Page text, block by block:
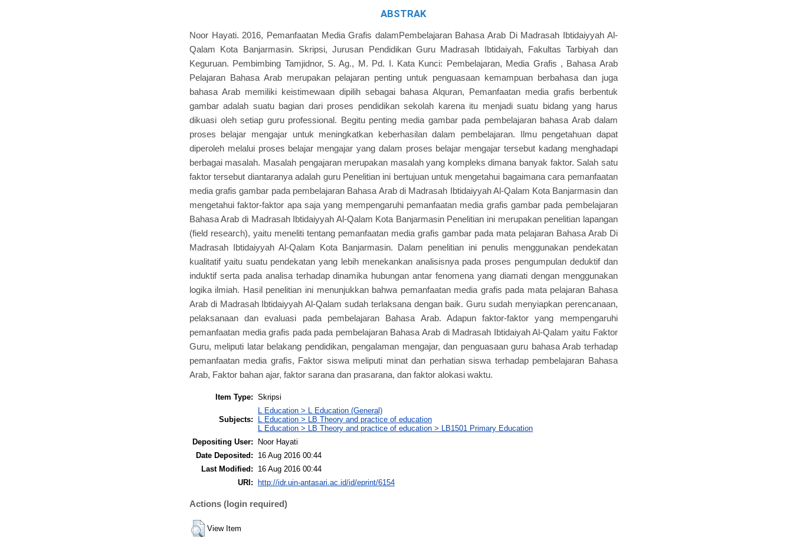
ABSTRAK
Noor Hayati. 2016, Pemanfaatan Media Grafis dalamPembelajaran Bahasa Arab Di Madrasah Ibtidaiyyah Al-
Qalam Kota Banjarmasin. Skripsi, Jurusan Pendidikan Guru Madrasah Ibtidaiyah, Fakultas Tarbiyah dan
Keguruan. Pembimbing Tamjidnor, S. Ag., M. Pd. I. Kata Kunci: Pembelajaran, Media Grafis , Bahasa Arab
Pelajaran Bahasa Arab merupakan pelajaran penting untuk penguasaan kemampuan berbahasa dan juga
bahasa Arab memiliki keistimewaan dipilih sebagai bahasa Alquran, Pemanfaatan media grafis berbentuk
gambar adalah suatu bagian dari proses pendidikan sekolah karena itu menjadi suatu bidang yang harus
dikuasi oleh setiap guru professional. Begitu penting media gambar pada pembelajaran bahasa Arab dalam
proses belajar mengajar untuk meningkatkan keberhasilan dalam pembelajaran. Ilmu pengetahuan dapat
diperoleh melalui proses belajar mengajar yang dalam proses belajar mengajar tersebut kadang menghadapi
berbagai masalah. Masalah pengajaran merupakan masalah yang kompleks dimana banyak faktor. Salah satu
faktor tersebut diantaranya adalah guru Penelitian ini bertujuan untuk mengetahui bagaimana cara pemanfaatan
media grafis gambar pada pembelajaran Bahasa Arab di Madrasah Ibtidaiyyah Al-Qalam Kota Banjarmasin dan
mengetahui faktor-faktor apa saja yang mempengaruhi pemanfaatan media grafis gambar pada pembelajaran
Bahasa Arab di Madrasah Ibtidaiyyah Al-Qalam Kota Banjarmasin Penelitian ini merupakan penelitian lapangan
(field research), yaitu meneliti tentang pemanfaatan media grafis gambar pada mata pelajaran Bahasa Arab Di
Madrasah Ibtidaiyyah Al-Qalam Kota Banjarmasin. Dalam penelitian ini penulis menggunakan pendekatan
kualitatif yaitu suatu pendekatan yang lebih menekankan analisisnya pada proses pengumpulan deduktif dan
induktif serta pada analisa terhadap dinamika hubungan antar fenomena yang diamati dengan menggunakan
logika ilmiah. Hasil penelitian ini menunjukkan bahwa pemanfaatan media grafis pada mata pelajaran Bahasa
Arab di Madrasah Ibtidaiyyah Al-Qalam sudah terlaksana dengan baik. Guru sudah menyiapkan perencanaan,
pelaksanaan dan evaluasi pada pembelajaran Bahasa Arab. Adapun faktor-faktor yang mempengaruhi
pemanfaatan media grafis pada pada pembelajaran Bahasa Arab di Madrasah Ibtidaiyah Al-Qalam yaitu Faktor
Guru, meliputi latar belakang pendidikan, pengalaman mengajar, dan penguasaan guru bahasa Arab terhadap
pemanfaatan media grafis, Faktor siswa meliputi minat dan perhatian siswa terhadap pembelajaran Bahasa
Arab, Faktor bahan ajar, faktor sarana dan prasarana, dan faktor alokasi waktu.
Item Type: Skripsi
Subjects:
L Education > L Education (General)
L Education > LB Theory and practice of education
L Education > LB Theory and practice of education > LB1501 Primary Education
Depositing User:
Noor Hayati
Date Deposited:
16 Aug 2016 00:44
Last Modified:
16 Aug 2016 00:44
URI: http://idr.uin-antasari.ac.id/id/eprint/6154
Actions (login required)
View Item